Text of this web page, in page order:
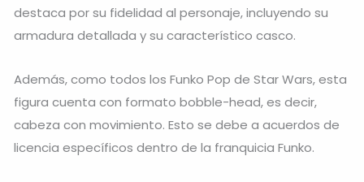
destaca por su fidelidad al personaje, incluyendo su
armadura detallada y su característico casco.
Además, como todos los Funko Pop de Star Wars, esta
figura cuenta con formato bobble-head, es decir,
cabeza con movimiento. Esto se debe a acuerdos de
licencia específicos dentro de la franquicia Funko.